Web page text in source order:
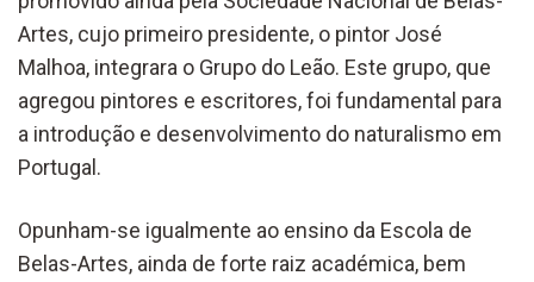
Artes, cujo primeiro presidente, o pintor José
Malhoa, integrara o Grupo do Leão. Este grupo, que
agregou pintores e escritores, foi fundamental para
a introdução e desenvolvimento do naturalismo em
Portugal.
Opunham-se igualmente ao ensino da Escola de
Belas-Artes, ainda de forte raiz académica, bem